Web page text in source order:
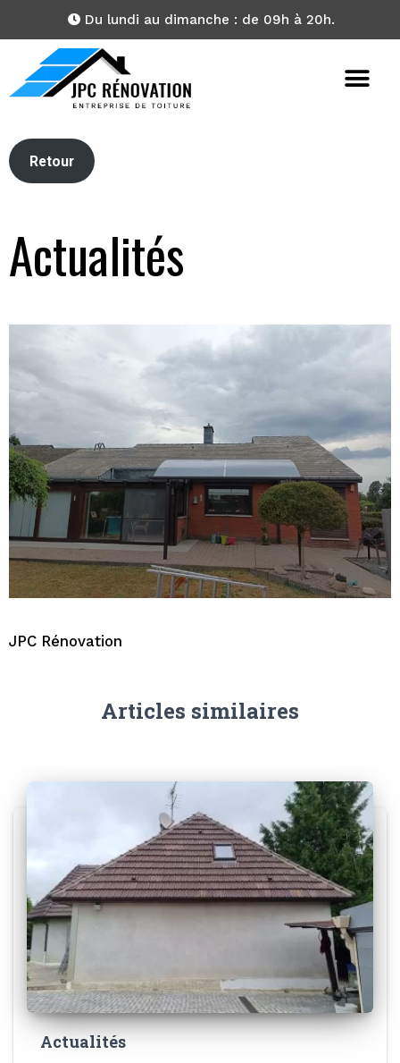
Du lundi au dimanche : de 09h à 20h.
Retour
Actualités
JPC Rénovation
Articles similaires
Actualités